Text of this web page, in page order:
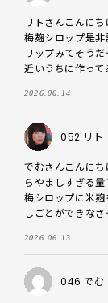
リトさんこんに
梅麹シロップ是
リップみてそう
近いうちに作っ
2026.06.14
052 リト
でむさんこんに
らやましすぎる
梅シロップに米
しごとができな
2026.06.13
046 でむ